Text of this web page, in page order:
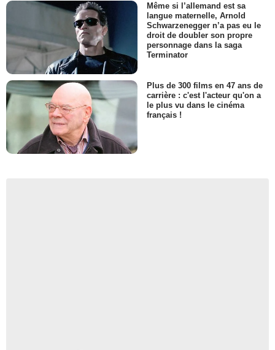
Même si l’allemand est sa
langue maternelle, Arnold
Schwarzenegger n’a pas eu le
droit de doubler son propre
personnage dans la saga
Terminator
Plus de 300 films en 47 ans de
carrière : c'est l'acteur qu'on a
le plus vu dans le cinéma
français !